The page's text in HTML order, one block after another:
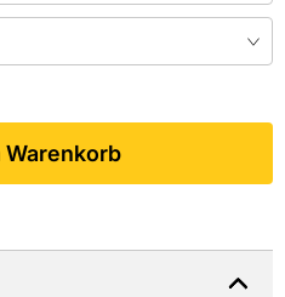
Warenkorb